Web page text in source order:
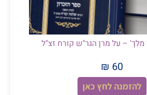
– על מרן הגר"ש קורח זצ"ל
60 ₪
להזמנה לחץ כאן